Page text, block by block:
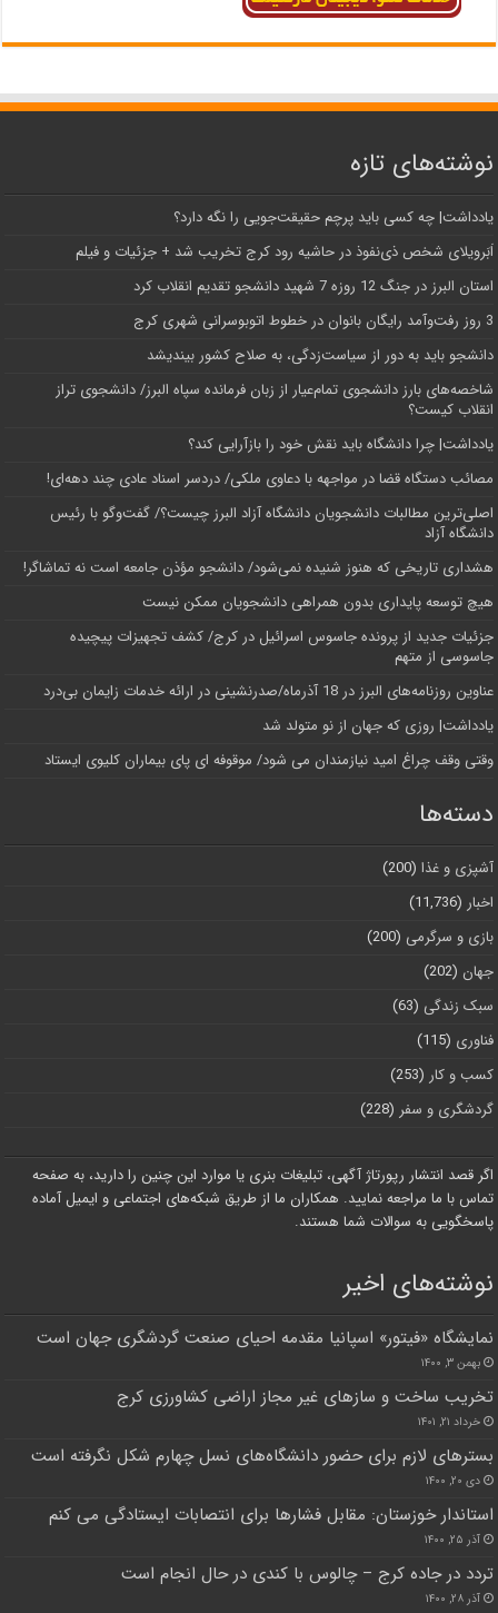
نوشته‌های تازه
یادداشت| ‌چه کسی باید پرچم حقیقت‌جویی را نگه دارد؟
اَبَر‌ویلای شخص ذی‌نفوذ در حاشیه‌ رود کرج تخریب شد + جزئیات و فیلم
استان البرز در جنگ 12 روزه 7 شهید دانشجو تقدیم انقلاب کرد
3 روز رفت‌وآمد رایگان بانوان در خطوط اتوبوسرانی شهری کرج
دانشجو باید به دور از سیاست‌زدگی، به صلاح کشور بیندیشد
شاخصه‌های بارز دانشجوی تمام‌عیار از زبان فرمانده سپاه البرز/ دانشجوی تراز
انقلاب کیست؟
یادداشت| چرا دانشگاه باید نقش خود را بازآرایی کند؟
مصائب دستگاه قضا در مواجهه با دعاوی ملکی/ دردسر اسناد عادی چند‌ دهه‌ای!
اصلی‌ترین مطالبات دانشجویان دانشگاه آزاد البرز چیست؟/ گفت‌وگو با رئیس
دانشگاه آز‌اد
هشداری تاریخی که هنوز شنیده نمی‌شود/ دانشجو مؤذن جامعه است نه تماشاگر!
هیچ توسعه پایداری بدون همراهی دانشجویان ممکن نیست
جزئیات جدید از پرونده جاسوس اسرائیل در کرج/‌ کشف تجهیزات پیچیده
جاسوسی از متهم
عناوین روزنامه‌های البرز در ‌18 آذرماه/صدرنشینی در ارائه خدمات زایمان بی‌درد
یادداشت| روزی که جهان از نو متولد شد
وقتی وقف چراغ امید نیازمندان می شود/ موقوفه ای پای بیماران کلیوی ایستاد
دسته‌ها
آشپزی و غذا (200)
اخبار (11,736)
بازی و سرگرمی (200)
جهان (202)
سبک زندگی (63)
فناوری (115)
کسب و کار (253)
گردشگری و سفر (228)
اگر قصد انتشار رپورتاژ آگهی، تبلیغات بنری یا موارد این چنین را دارید، به صفحه
تماس با ما مراجعه نمایید. همکاران ما از طریق شبکه‌های اجتماعی و ایمیل آماده
پاسخگویی به سوالات شما هستند.
نوشته‌های اخیر
نمایشگاه «فیتور» اسپانیا مقدمه‌ احیای صنعت گردشگری جهان است
بهمن ۳, ۱۴۰۰
تخریب ساخت و ساز‌های غیر مجاز اراضی کشاورزی کرج
خرداد ۲۱, ۱۴۰۱
بسترهای لازم برای حضور دانشگاه‌های نسل چهارم شکل نگرفته است
دی ۲۰, ۱۴۰۰
استاندار خوزستان: مقابل فشارها برای انتصابات ایستادگی می کنم
آذر ۲۵, ۱۴۰۰
تردد در جاده کرج – چالوس با کندی در حال انجام است
آذر ۲۸, ۱۴۰۰